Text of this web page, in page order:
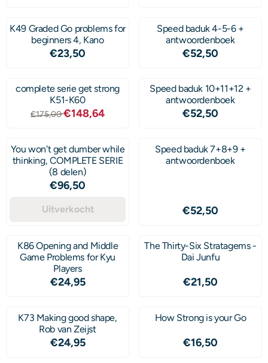
K49 Graded Go problems for
beginners 4, Kano
Prijs: 23,50
€23,50
Speed baduk 4-5-6 +
antwoordenboek
Prijs: 52,50
€52,50
complete serie get strong
K51-K60
Van 175,00 voor 148,64
€175,00€148,64
Speed baduk 10+11+12 +
antwoordenboek
Prijs: 52,50
€52,50
You won't get dumber while
thinking, COMPLETE SERIE
(8 delen)
Prijs: 96,50
€96,50
Uitverkocht
Speed baduk 7+8+9 +
antwoordenboek
Prijs: 52,50
€52,50
K86 Opening and Middle
Game Problems for Kyu
Players
Prijs: 24,95
€24,95
The Thirty-Six Stratagems -
Dai Junfu
Prijs: 21,50
€21,50
K73 Making good shape,
Rob van Zeijst
Prijs: 24,95
€24,95
How Strong is your Go
Prijs: 16,50
€16,50